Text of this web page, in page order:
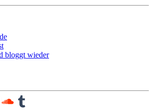
bloggt wieder